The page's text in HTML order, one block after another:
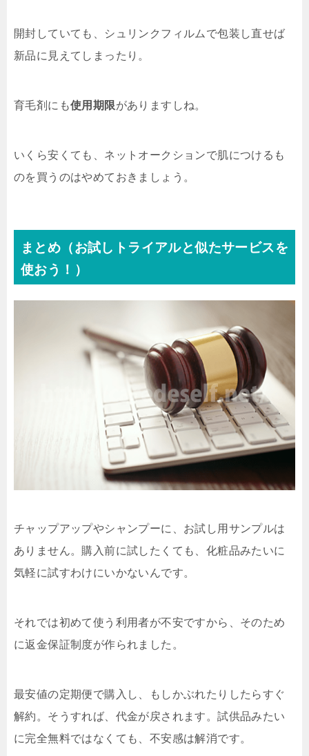
開封していても、シュリンクフィルムで包装し直せば
新品に見えてしまったり。
育毛剤にも使用期限がありますしね。
いくら安くても、ネットオークションで肌につけるも
のを買うのはやめておきましょう。
まとめ（お試しトライアルと似たサービスを
使おう！）
チャップアップやシャンプーに、お試し用サンプルは
ありません。購入前に試したくても、化粧品みたいに
気軽に試すわけにいかないんです。
それでは初めて使う利用者が不安ですから、そのため
に返金保証制度が作られました。
最安値の定期便で購入し、もしかぶれたりしたらすぐ
解約。そうすれば、代金が戻されます。試供品みたい
に完全無料ではなくても、不安感は解消です。